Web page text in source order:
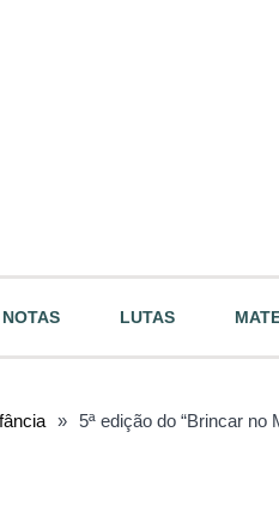
NOTAS LUTAS
» 5ª edição do “Brincar no